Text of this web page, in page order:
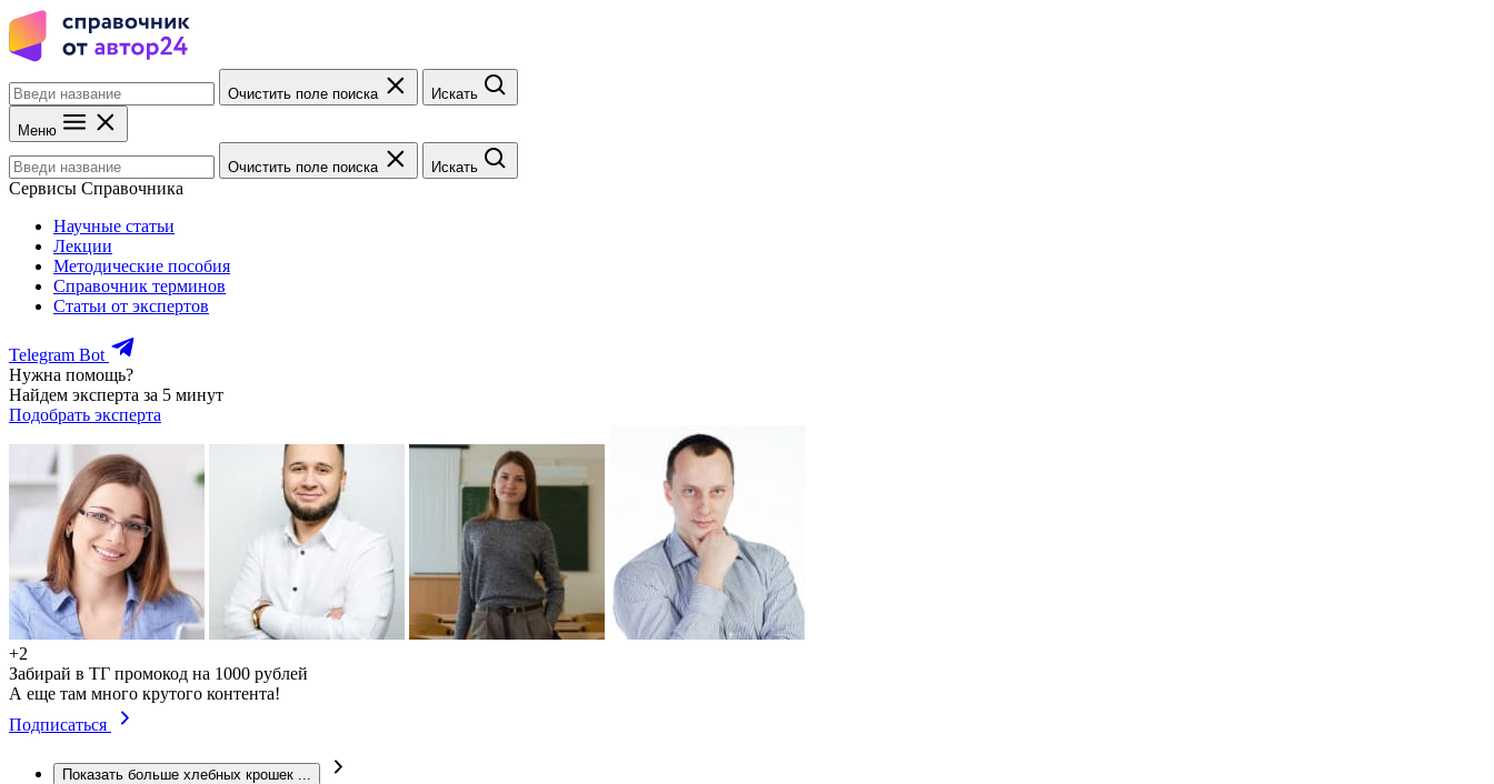
Очистить поле поиска Искать
Меню
Очистить поле поиска Искать
Сервисы Справочника
Научные статьи
Лекции
Методические пособия
Справочник терминов
Статьи от экспертов
Telegram Bot
Нужна помощь?
Найдем эксперта за 5 минут
Подобрать эксперта
+2
Забирай в ТГ промокод на 1000 рублей
А еще там много крутого контента!
Подписаться
Показать больше хлебных крошек ...